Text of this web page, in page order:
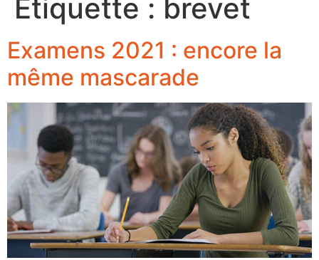
Étiquette : brevet
Examens 2021 : encore la
même mascarade